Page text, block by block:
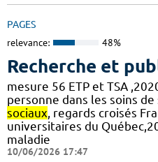
PAGES
relevance: 48%
Recherche et
mesure 56 ETP et TSA
personne dans les soins
sociaux , regards croisés
universitaires du
maladie
10/06/2026 17:47